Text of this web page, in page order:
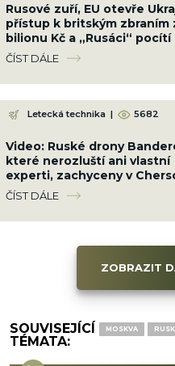
Rusové zuří, EU otevře
přístup k britským zbraním
bilionu Kč a „Rusáci“
na zemi
ČÍST DÁLE
Letecká technika | 5682
Video: Ruské drony
které nerozluští ani vlastní
experti, zachyceny v
Ukrajinci se proti ni neumí
ČÍST DÁLE
ZOBRAZIT
SOUVISEJÍCÍ
TÉMATA:
MOSKVA